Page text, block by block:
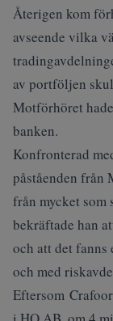
Återigen kom
avseende vilka
av portföljen
Motförhöret
banken.
Konfronterad
påståenden från
från mycket som
bekräftade han
och att det fanns
och med
Eftersom